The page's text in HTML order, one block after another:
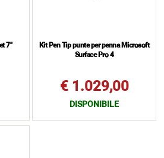
7"
Kit Pen Tip punte per penna Microsoft
Surface Pro 4
€ 1.029,00
DISPONIBILE